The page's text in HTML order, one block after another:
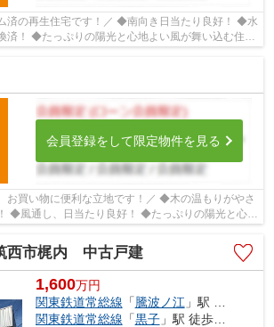
です！／ ◆南向き日当たり良好！ ◆水
済！ ◆たっぷりの陽光と心地よい風が舞い込む住ま
ウスは、お客様一人ひとり...
会員登録をして限定物件を見る
物に便利な立地です！／ ◆木の温もりがやさ
◆風通し、日当たり良好！ ◆たっぷりの陽光と心地
よい風が舞い込む住まい！ ■ひだまりハウス...
西市梶内 中古戸建
1,600万円
関東鉄道常総線 「 騰波ノ江 」駅 徒歩19分
関東鉄道常総線 「黒子」駅 徒歩18分